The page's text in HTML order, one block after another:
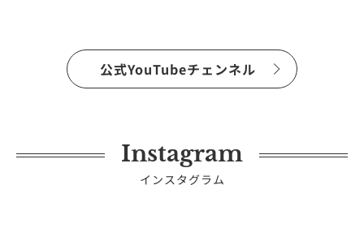
公式YouTubeチェンネル
Instagram
インスタグラム